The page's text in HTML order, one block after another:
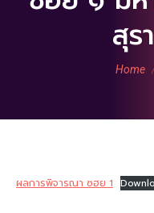
สุร
You
Home
ผลการพิจารณา ซฮย 1